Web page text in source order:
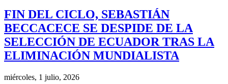
FIN DEL CICLO, SEBASTIÁN
BECCACECE SE DESPIDE DE LA
SELECCIÓN DE ECUADOR TRAS LA
ELIMINACIÓN MUNDIALISTA
miércoles, 1 julio, 2026